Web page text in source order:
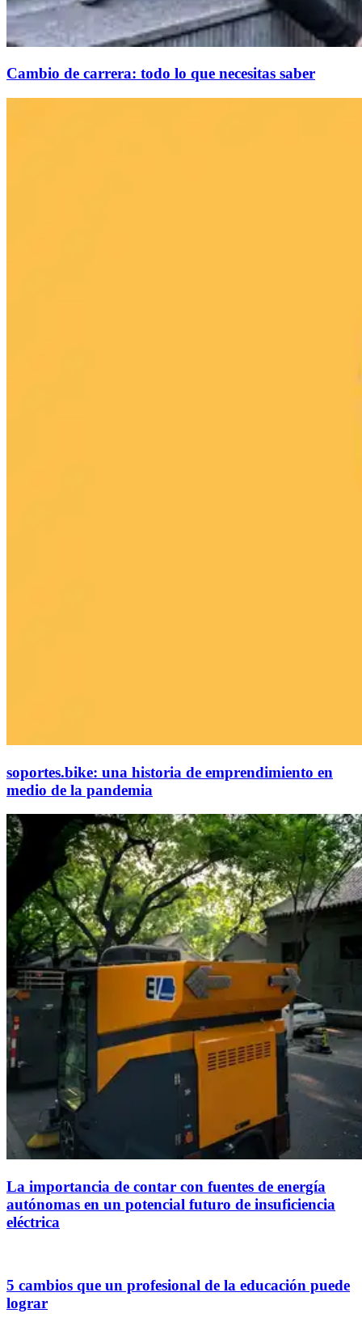
Cambio de carrera: todo lo que necesitas saber
soportes.bike: una historia de emprendimiento en
medio de la pandemia
La importancia de contar con fuentes de energía
autónomas en un potencial futuro de insuficiencia
eléctrica
5 cambios que un profesional de la educación puede
lograr